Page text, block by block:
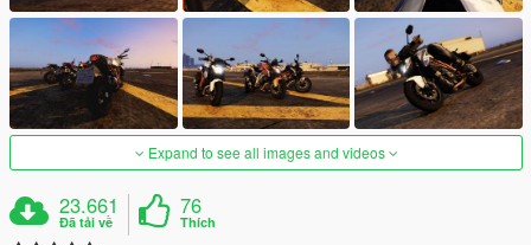
Expand to see all images and videos
23.661
Đã tải về
76
Thích